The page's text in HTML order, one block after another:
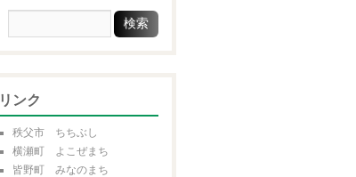
リンク
秩父市 ちちぶし
横瀬町 よこぜまち
皆野町 みなのまち